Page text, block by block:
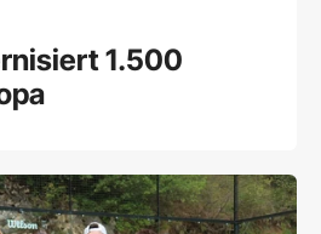
1.500